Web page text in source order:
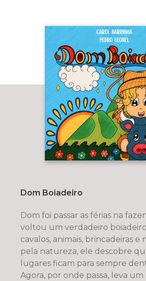
Dom Boiadeiro
Dom foi passar as férias na
voltou um verdadeiro
cavalos, animais, brincadeiras e
pela natureza, ele descobre
lugares ficam para sempre
Agora, por onde passa, leva